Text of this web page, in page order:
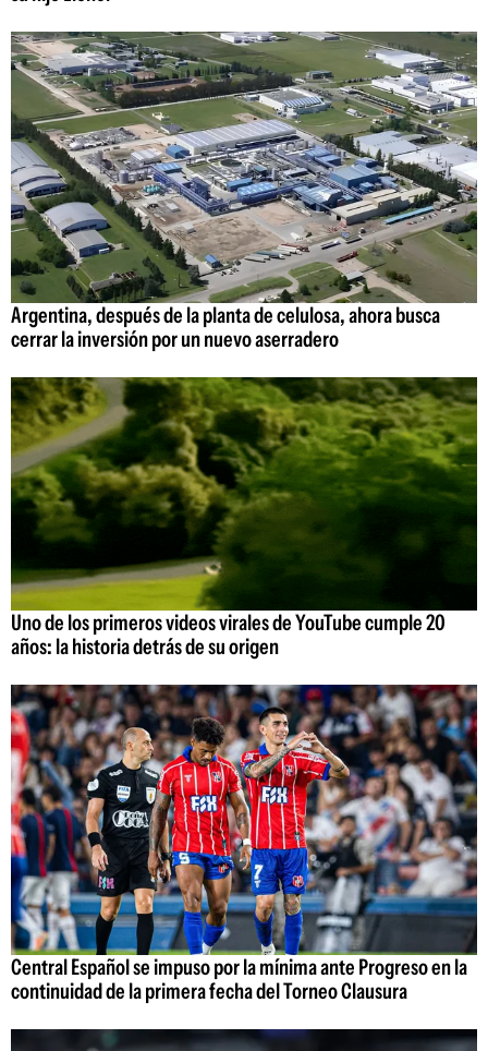
Argentina, después de la planta de celulosa, ahora busca
cerrar la inversión por un nuevo aserradero
Uno de los primeros videos virales de YouTube cumple 20
años: la historia detrás de su origen
Central Español se impuso por la mínima ante Progreso en la
continuidad de la primera fecha del Torneo Clausura